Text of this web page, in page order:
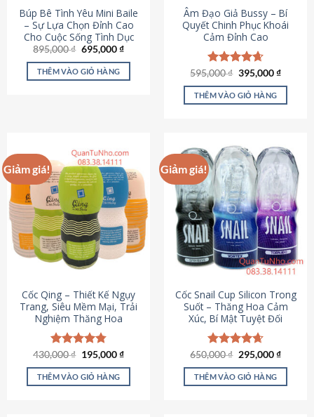
chọn
trên
trang
sản
phẩm
Búp Bê Tình Yêu Mini Baile
– Sự Lựa Chọn Đỉnh Cao
Cho Cuộc Sống Tình Dục
895,000₫ Giá
là:
895,000 ₫.
695,000₫Giá
tại
THÊM VÀO GIỎ HÀNG
Âm Đạo Giả Bussy – Bí
Quyết Chinh Phục Khoái
Cảm Đỉnh Cao
Được xếp
hạng4.64
5 sao
595,000₫ Giá
là:
595,000 ₫.
395,000₫Giá
tại
THÊM VÀO GIỎ HÀNG
Giảm giá!
Cốc Qing – Thiết Kế Ngụy
Trang, Siêu Mềm Mại, Trải
Nghiệm Thăng Hoa
Được xếp
hạng4.78
5 sao
430,000₫ Giá
là:
430,000 ₫.
195,000₫Giá
tại
THÊM VÀO GIỎ HÀNG
Giảm giá!
Cốc Snail Cup Silicon Trong
Suốt – Thăng Hoa Cảm
Xúc, Bí Mật Tuyệt Đối
Được xếp
hạng4.69
5 sao
650,000₫ Giá
là:
650,000 ₫.
295,000₫Giá
tại
THÊM VÀO GIỎ HÀNG